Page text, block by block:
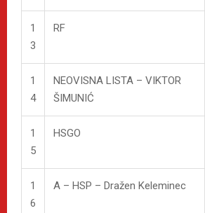
1
3
RF
1
4
NEOVISNA LISTA – VIKTOR
ŠIMUNIĆ
1
5
HSGO
1
6
A – HSP – Dražen Keleminec